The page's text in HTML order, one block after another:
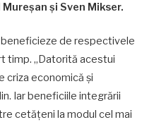
și Sven Mikser.
beneficieze de respectivele
timp. „Datorită acestui
criza economică și
Iar beneficiile integrării
cetățeni la modul cel mai